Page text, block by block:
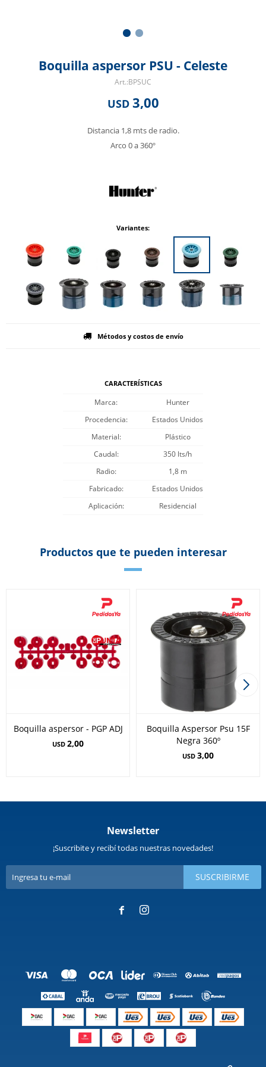
Boquilla aspersor PSU - Celeste
BPSUC
USD 3,00
Distancia 1,8 mts de radio.
Arco 0 a 360º
Variantes:
Métodos y costos de envío
CARACTERÍSTICAS
Marca
Hunter
Procedencia
Estados Unidos
Material
Plástico
Caudal
350 lts/h
Radio
1,8 m
Fabricado
Estados Unidos
Aplicación
Residencial
Productos que te pueden interesar
Boquilla aspersor - PGP ADJ
USD 2,00
Boquilla Aspersor Psu 15F
Negra 360º
USD 3,00
Newsletter
¡Suscribite y recibí todas nuestras novedades!
SUSCRIBIRME
 